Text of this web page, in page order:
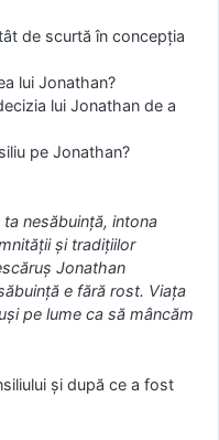
de scurtă în concepţia
lui Jonathan?
lui Jonathan de a
pe Jonathan?
nesăbuinţă, intona
şi tradiţiilor
Jonathan
e fără rost. Viaţa
pe lume ca să mâncăm
şi după ce a fost